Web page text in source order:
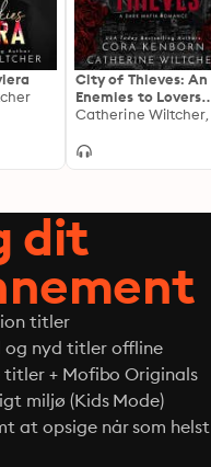
City of Thieves: An
Enemies to Lovers
Mafia Romance
dit
titler
og nyd titler offline
titler + Mofibo Originals
miljø (Kids Mode)
at opsige når som helst